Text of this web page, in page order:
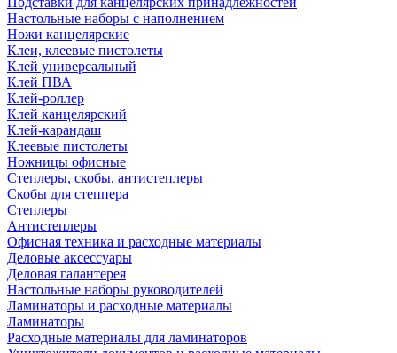
Настольные наборы с наполнением
Ножи канцелярские
Клеи, клеевые пистолеты
Клей универсальный
Клей ПВА
Клей-роллер
Клей канцелярский
Клей-карандаш
Клеевые пистолеты
Ножницы офисные
Степлеры, скобы, антистеплеры
Скобы для степпера
Степлеры
Антистеплеры
Офисная техника и расходные материалы
Деловые аксессуары
Деловая галантерея
Настольные наборы руководителей
Ламинаторы и расходные материалы
Ламинаторы
Расходные материалы для ламинаторов